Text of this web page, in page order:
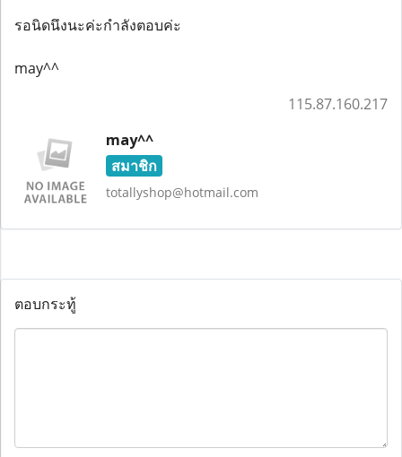
รอนิดนึงนะค่ะกำลังตอบค่ะ
may^^
115.87.160.217
may^^
สมาชิก
totallyshop@hotmail.com
ตอบกระทู้